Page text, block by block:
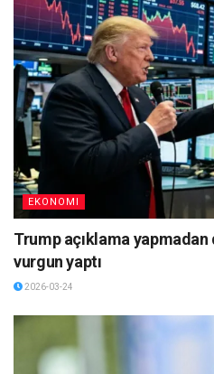
EKONOMI
Trump açıklama
vurgun yaptı
2026-03-24